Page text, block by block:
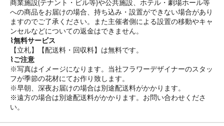
商業施設(テナント・ビル等)や公共施設、ホテル・劇場ホール等
への商品をお届けの場合、持ち込み・設置ができない場合があり
ますのでご了承ください。また主催者側による設置の移動やキャ
ンセルなどについての返金はできません。
⌇無料サービス
【立札】【配送料・回収料】は無料です。
⌇ご注意
※写真はイメージになります。当社フラワーデザイナーのスタッ
フが季節の花材にてお作り致します。
※早朝、深夜お届けの場合は別途配送料がかかります。
※遠方の場合は別途配送料がかかります。お問い合わせくださ
い。